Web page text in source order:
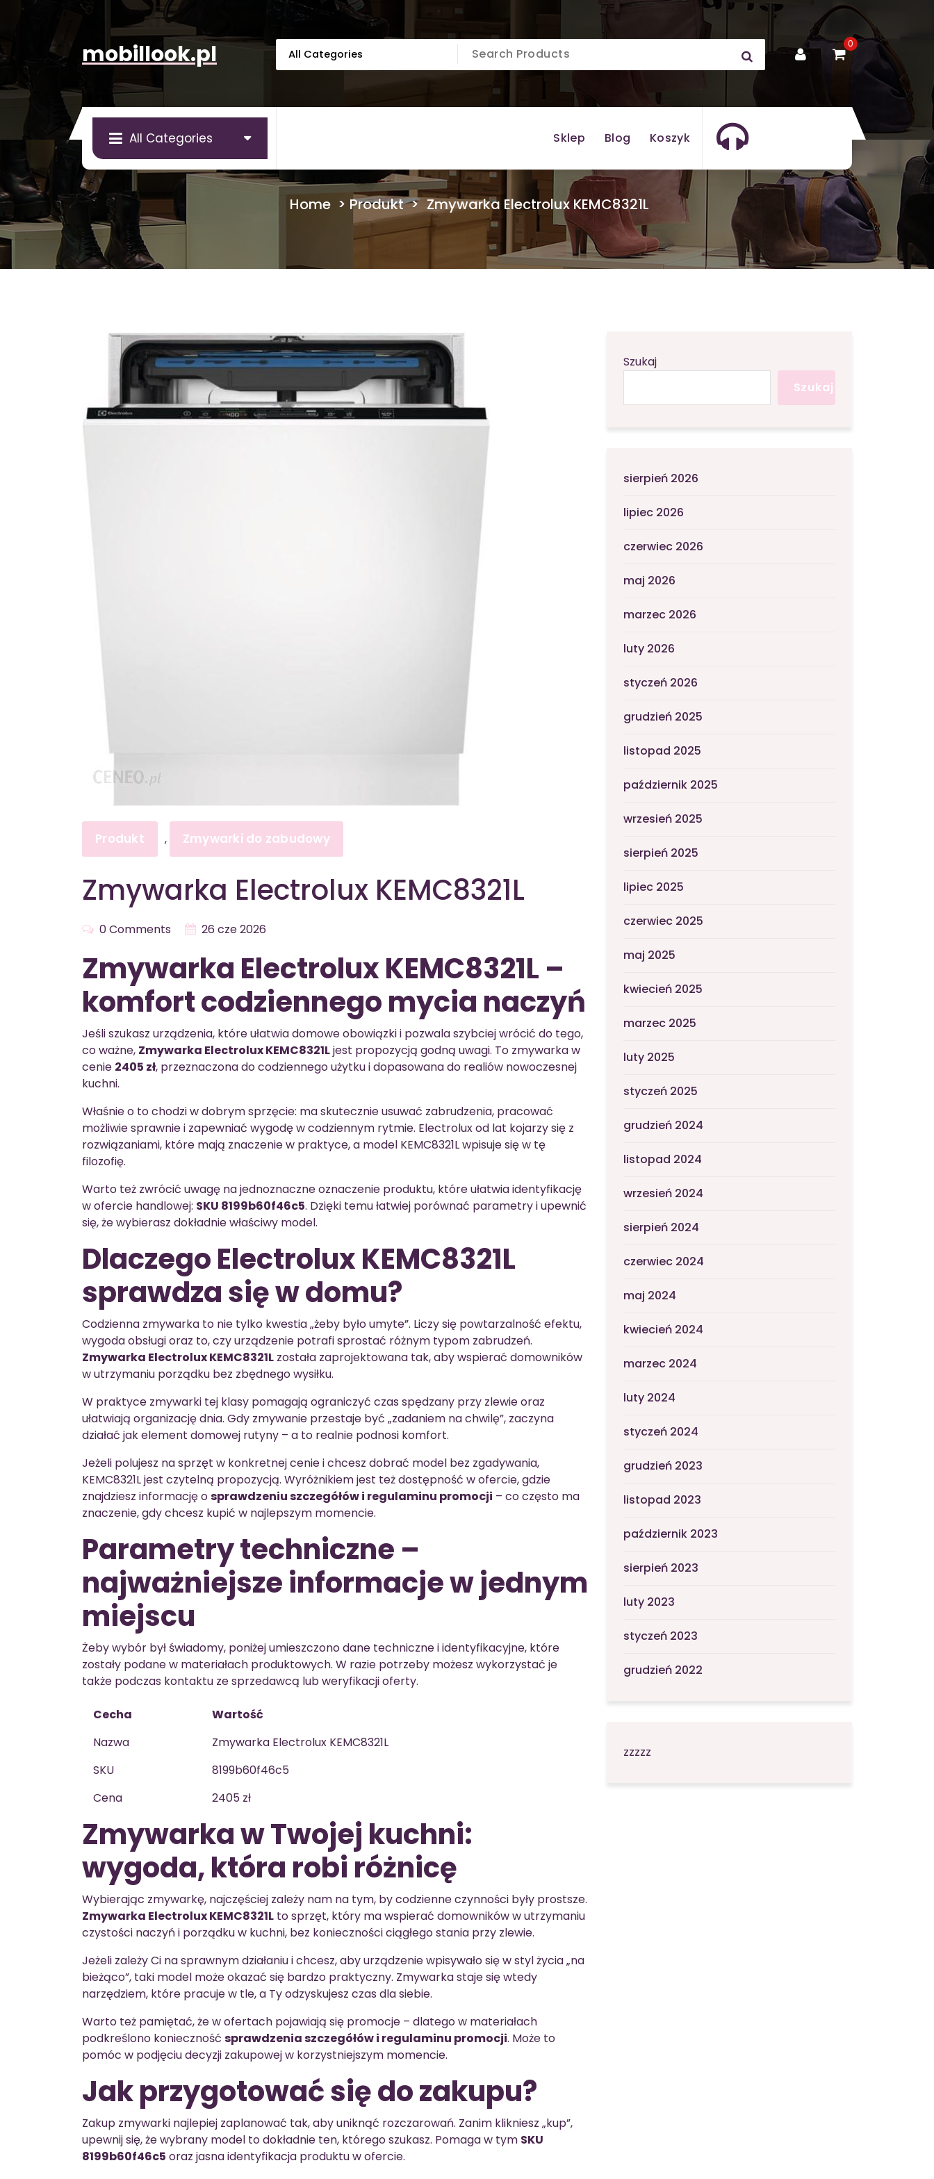
mobillook.pl 0
All Categories Sklep Blog Koszyk
Home> Produkt> Zmywarka Electrolux KEMC8321L
Produkt , Zmywarki do zabudowy
Zmywarka Electrolux KEMC8321L
0 Comments 26 cze 2026
Zmywarka Electrolux KEMC8321L –
komfort codziennego mycia naczyń
Jeśli szukasz urządzenia, które ułatwia domowe obowiązki i pozwala szybciej wrócić do tego,
co ważne, Zmywarka Electrolux KEMC8321Ljest propozycją godną uwagi. To zmywarka w
cenie 2405 zł, przeznaczona do codziennego użytku i dopasowana do realiów nowoczesnej
kuchni.
Właśnie o to chodzi w dobrym sprzęcie: ma skutecznie usuwać zabrudzenia, pracować
możliwie sprawnie i zapewniać wygodę w codziennym rytmie. Electrolux od lat kojarzy się z
rozwiązaniami, które mają znaczenie w praktyce, a model KEMC8321L wpisuje się w tę
filozofię.
Warto też zwrócić uwagę na jednoznaczne oznaczenie produktu, które ułatwia identyfikację
w ofercie handlowej: SKU 8199b60f46c5. Dzięki temu łatwiej porównać parametry i upewnić
się, że wybierasz dokładnie właściwy model.
Dlaczego Electrolux KEMC8321L
sprawdza się w domu?
Codzienna zmywarka to nie tylko kwestia „żeby było umyte”. Liczy się powtarzalność efektu,
wygoda obsługi oraz to, czy urządzenie potrafi sprostać różnym typom zabrudzeń.
Zmywarka Electrolux KEMC8321L została zaprojektowana tak, aby wspierać domowników
w utrzymaniu porządku bez zbędnego wysiłku.
W praktyce zmywarki tej klasy pomagają ograniczyć czas spędzany przy zlewie oraz
ułatwiają organizację dnia. Gdy zmywanie przestaje być „zadaniem na chwilę”, zaczyna
działać jak element domowej rutyny – a to realnie podnosi komfort.
Jeżeli polujesz na sprzęt w konkretnej cenie i chcesz dobrać model bez zgadywania,
KEMC8321L jest czytelną propozycją. Wyróżnikiem jest też dostępność w ofercie, gdzie
znajdziesz informację osprawdzeniu szczegółów i regulaminu promocji – co często ma
znaczenie, gdy chcesz kupić w najlepszym momencie.
Parametry techniczne –
najważniejsze informacje w jednym
miejscu
Żeby wybór był świadomy, poniżej umieszczono dane techniczne i identyfikacyjne, które
zostały podane w materiałach produktowych. W razie potrzeby możesz wykorzystać je
także podczas kontaktu ze sprzedawcą lub weryfikacji oferty.
Cecha
Wartość
Nazwa
Zmywarka Electrolux KEMC8321L
SKU
8199b60f46c5
Cena
2405 zł
Zmywarka w Twojej kuchni:
wygoda, która robi różnicę
Wybierając zmywarkę, najczęściej zależy nam na tym, by codzienne czynności były prostsze.
Zmywarka Electrolux KEMC8321L to sprzęt, który ma wspierać domowników w utrzymaniu
czystości naczyń i porządku w kuchni, bez konieczności ciągłego stania przy zlewie.
Jeżeli zależy Ci na sprawnym działaniu i chcesz, aby urządzenie wpisywało się w styl życia „na
bieżąco”, taki model może okazać się bardzo praktyczny. Zmywarka staje się wtedy
narzędziem, które pracuje w tle, a Ty odzyskujesz czas dla siebie.
Warto też pamiętać, że w ofertach pojawiają się promocje – dlatego w materiałach
podkreślono konieczność sprawdzenia szczegółów i regulaminu promocji. Może to
pomóc w podjęciu decyzji zakupowej w korzystniejszym momencie.
Jak przygotować się do zakupu?
Zakup zmywarki najlepiej zaplanować tak, aby uniknąć rozczarowań. Zanim klikniesz „kup”,
upewnij się, że wybrany model to dokładnie ten, którego szukasz. Pomaga w tym SKU
8199b60f46c5 oraz jasna identyfikacja produktu w ofercie.
Szukaj
Szukaj
sierpień 2026
lipiec 2026
czerwiec 2026
maj 2026
marzec 2026
luty 2026
styczeń 2026
grudzień 2025
listopad 2025
październik 2025
wrzesień 2025
sierpień 2025
lipiec 2025
czerwiec 2025
maj 2025
kwiecień 2025
marzec 2025
luty 2025
styczeń 2025
grudzień 2024
listopad 2024
wrzesień 2024
sierpień 2024
czerwiec 2024
maj 2024
kwiecień 2024
marzec 2024
luty 2024
styczeń 2024
grudzień 2023
listopad 2023
październik 2023
sierpień 2023
luty 2023
styczeń 2023
grudzień 2022
zzzzz